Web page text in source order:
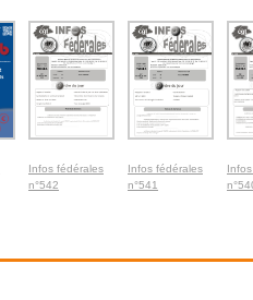
Infos fédérales
n°542
Infos fédérales
n°541